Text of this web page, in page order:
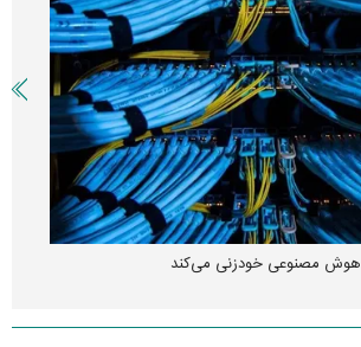
هوش مصنوعی خودزنی می‌کند